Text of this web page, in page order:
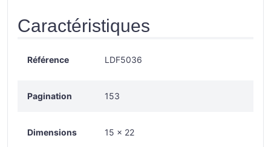
Caractéristiques
Référence LDF5036
Pagination 153
Dimensions 15 × 22